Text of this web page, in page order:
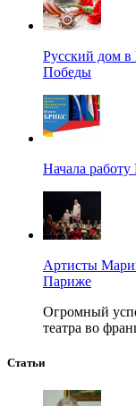
Русский дом в
Победы
Начала
Артисты
Париже
Огромный
театра во
Статьи